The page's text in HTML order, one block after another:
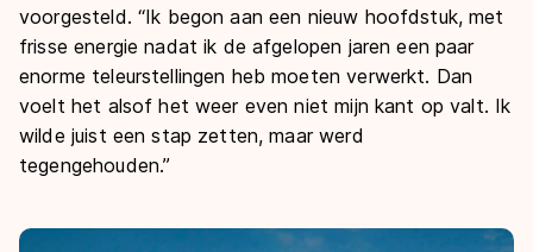
voorgesteld. “Ik begon aan een nieuw hoofdstuk, met
frisse energie nadat ik de afgelopen jaren een paar
enorme teleurstellingen heb moeten verwerkt. Dan
voelt het alsof het weer even niet mijn kant op valt. Ik
wilde juist een stap zetten, maar werd
tegengehouden.”